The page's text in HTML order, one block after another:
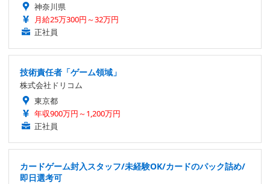
神奈川県
月給25万300円～32万円
正社員
技術責任者「ゲーム領域」
株式会社ドリコム
東京都
年収900万円～1,200万円
正社員
カードゲーム封入スタッフ/未経験OK/カードのパック詰め/
即日選考可